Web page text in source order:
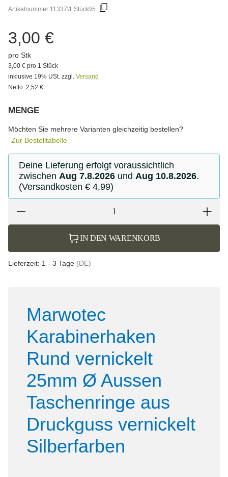
Artikelnummer:11337\1 Stück\\5
3,00 €
pro Stk
3,00 € pro 1 Stück
inklusive 19% USt. zzgl. Versand
Netto: 2,52 €
MENGE
Möchten Sie mehrere Varianten gleichzeitig bestellen?
Zur Bestelltabelle
Deine Lieferung erfolgt voraussichtlich
zwischen Aug 7.8.2026 und Aug 10.8.2026.
(Versandkosten € 4,99)
IN DEN WARENKORB
Lieferzeit: 1 - 3 Tage (DE)
Marwotec
Karabinerhaken
Rund vernickelt
25mm Ø Aussen
Taschenringe aus
Druckguss vernickelt
Silberfarben